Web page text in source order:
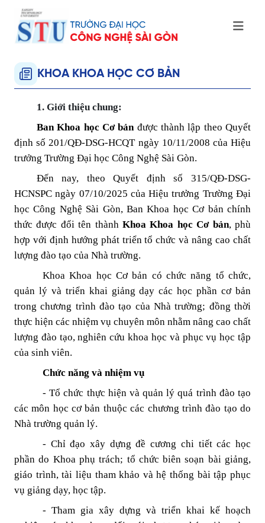
KHOA KHOA HỌC CƠ BẢN
1. Giới thiệu chung:
Ban Khoa học Cơ bảnđược thành lập theo Quyết
định số 201/QĐ-DSG-HCQT ngày 10/11/2008 của Hiệu
trưởng Trường Đại học Công Nghệ Sài Gòn.
Đến nay, theo Quyết định số 315/QĐ-DSG-
HCNSPC ngày 07/10/2025 của Hiệu trưởng Trường Đại
học Công Nghệ Sài Gòn, Ban Khoa học Cơ bản chính
thức được đổi tên thành Khoa Khoa học Cơ bản, phù
hợp với định hướng phát triển tổ chức và nâng cao chất
lượng đào tạo của Nhà trường.
Khoa Khoa học Cơ bản có chức năng tổ chức,
quản lý và triển khai giảng dạy các học phần cơ bản
trong chương trình đào tạo của Nhà trường; đồng thời
thực hiện các nhiệm vụ chuyên môn nhằm nâng cao chất
lượng đào tạo, nghiên cứu khoa học và phục vụ học tập
của sinh viên.
Chức năng và nhiệm vụ
- Tổ chức thực hiện và quản lý quá trình đào tạo
các môn học cơ bản thuộc các chương trình đào tạo do
Nhà trường quản lý.
- Chỉ đạo xây dựng đề cương chi tiết các học
phần do Khoa phụ trách; tổ chức biên soạn bài giảng,
giáo trình, tài liệu tham khảo và hệ thống bài tập phục
vụ giảng dạy, học tập.
- Tham gia xây dựng và triển khai kế hoạch